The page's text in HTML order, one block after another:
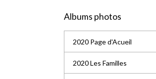
Albums photos
2020 Page d'Acueil
2020 Les Familles